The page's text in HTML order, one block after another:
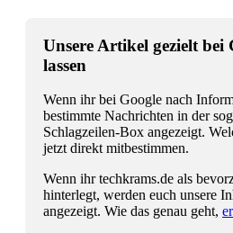
Unsere Artikel gezielt bei
lassen
Wenn ihr bei Google nach
bestimmte Nachrichten in der
Schlagzeilen-Box angezeigt.
jetzt direkt mitbestimmen.
Wenn ihr techkrams.de als
hinterlegt, werden euch unsere
angezeigt. Wie das genau geht,